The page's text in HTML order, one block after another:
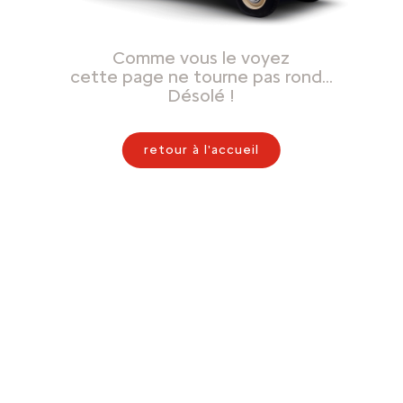
Comme vous le voyez
cette page ne tourne pas rond…
Désolé !
retour à l'accueil